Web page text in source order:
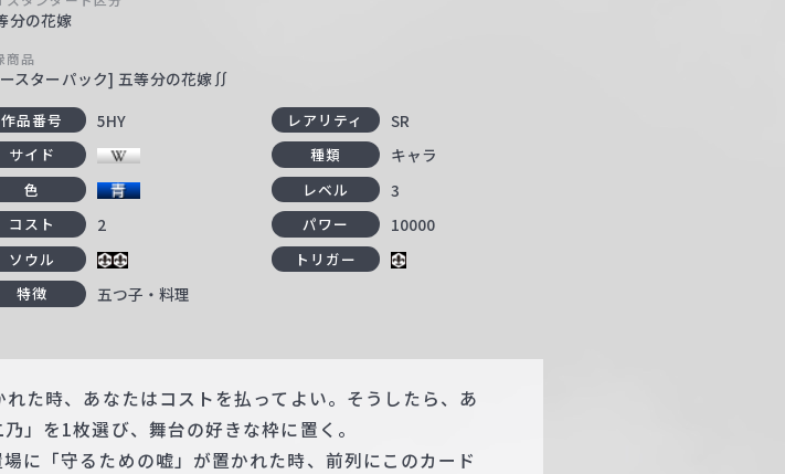
分の花嫁
商品
スターパック] 五等分の花嫁∬
作品番号 5HY レアリティ SR
サイド 種類 キャラ
色 レベル 3
コスト 2 パワー 10000
ソウル
トリガー
特徴
五つ子・料理
た時、あなたはコストを払ってよい。そうしたら、あ
」を1枚選び、舞台の好きな枠に置く。
に「守るための嘘」が置かれた時、前列にこのカード